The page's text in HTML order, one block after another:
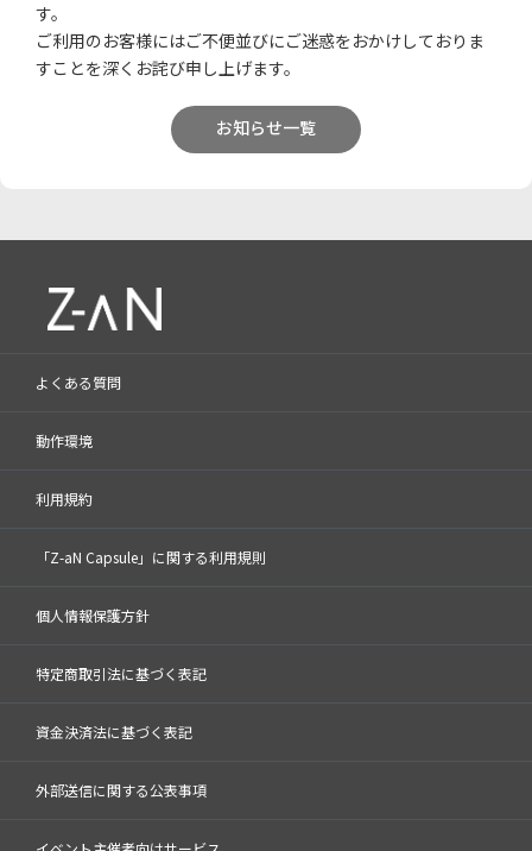
す。
ご利用のお客様にはご不便並びにご迷惑をおかけしておりま
すことを深くお詫び申し上げます。
お知らせ一覧
よくある質問
動作環境
利用規約
「Z-aN Capsule」に関する利用規則
個人情報保護方針
特定商取引法に基づく表記
資金決済法に基づく表記
外部送信に関する公表事項